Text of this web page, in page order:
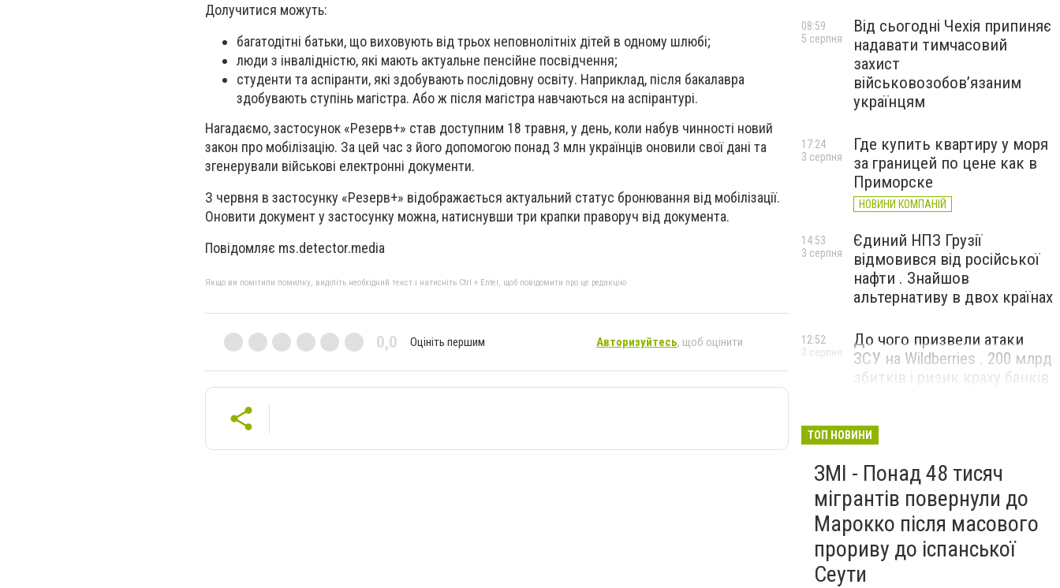
Долучитися можуть:
багатодітні батьки, що виховують від трьох неповнолітніх дітей в одному шлюбі;
люди з інвалідністю, які мають актуальне пенсійне посвідчення;
студенти та аспіранти, які здобувають послідовну освіту. Наприклад, після бакалавра
здобувають ступінь магістра. Або ж після магістра навчаються на аспірантурі.
Нагадаємо, застосунок «Резерв+» став доступним 18 травня, у день, коли набув чинності новий
закон про мобілізацію. За цей час з його допомогою понад 3 млн українців оновили свої дані та
згенерували військові електронні документи.
З червня в застосунку «Резерв+» відображається актуальний статус бронювання від мобілізації.
Оновити документ у застосунку можна, натиснувши три крапки праворуч від документа.
Повідомляє ms.detector.media
Якщо ви помітили помилку, виділіть необхідний текст і натисніть Ctrl + Enter, щоб повідомити про це редакцію
0,0 Оцініть першим Авторизуйтесь, щоб оцінити
Від сьогодні Чехія припиняє
надавати тимчасовий
захист
військовозобов’язаним
українцям
08:59
5 серпня
Где купить квартиру у моря
за границей по цене как в
Приморске
НОВИНИ КОМПАНІЙ
17:24
3 серпня
Єдиний НПЗ Грузії
відмовився від російської
нафти . Знайшов
альтернативу в двох країнах
14:53
3 серпня
До чого призвели атаки
ЗСУ на Wildberries . 200 млрд
збитків і ризик краху банків
12:52
3 серпня
ТОП НОВИНИ
ЗМІ - Понад 48 тисяч
мігрантів повернули до
Марокко після масового
прориву до іспанської
Сеути